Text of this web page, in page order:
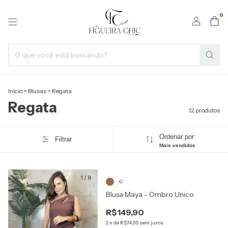
0
Início > Blusas > Regata
Regata 12 produtos
Filtrar Ordenar por:
Mais vendidos
1 / 8
Blusa Maya - Ombro Unico
R$149,90
2x de R$74,95 sem juros
+2